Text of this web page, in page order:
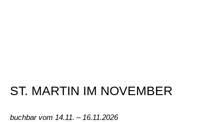
ST. MARTIN IM NOVEMBER
buchbar vom 14.11. – 16.11.2026